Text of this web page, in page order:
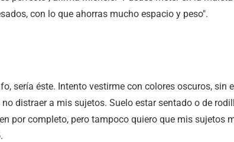
con lo que ahorras mucho espacio y peso".
sería éste. Intento vestirme con colores oscuros, sin
distraer a mis sujetos. Suelo estar sentado o de
por completo, pero tampoco quiero que mis sujetos